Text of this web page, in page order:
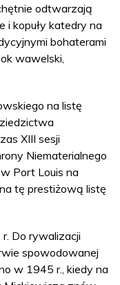
odtwarzają
i kopuły katedry na
bohaterami
wawelski,
na listę
XIII sesji
Niematerialnego
Port Louis na
tę prestiżową listę
Do rywalizacji
spowodowanej
w 1945 r., kiedy na